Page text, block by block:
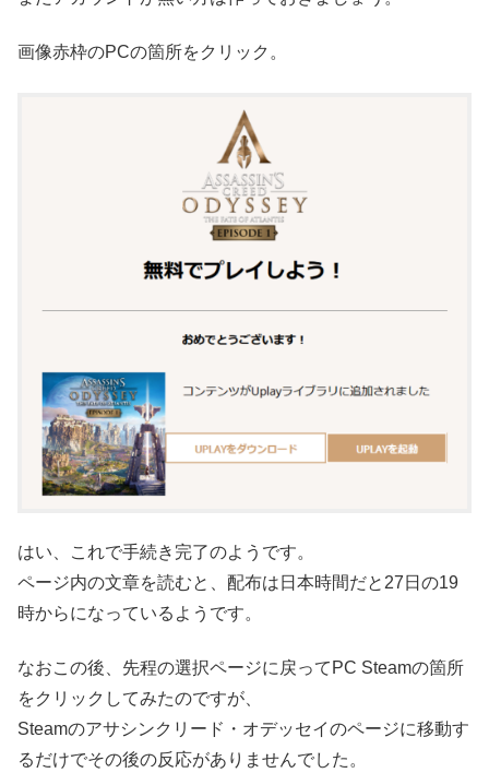
画像赤枠のPCの箇所をクリック。
はい、これで手続き完了のようです。
ページ内の文章を読むと、配布は日本時間だと27日の19
時からになっているようです。
なおこの後、先程の選択ページに戻ってPC Steamの箇所
をクリックしてみたのですが、
Steamのアサシンクリード・オデッセイのページに移動す
るだけでその後の反応がありませんでした。